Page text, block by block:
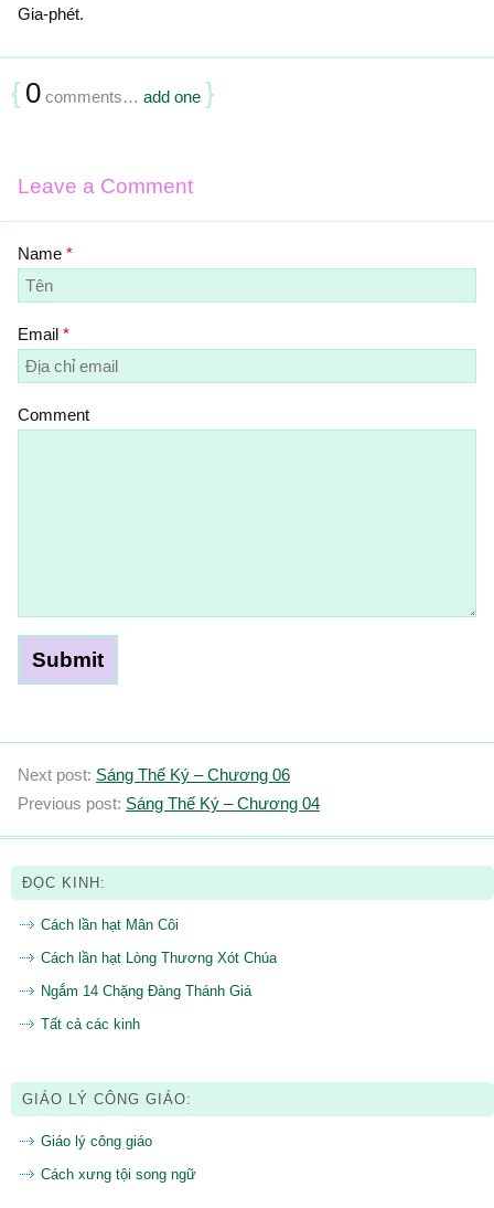
Gia-phét.
{ 0 comments… add one }
Leave a Comment
Name *
Email *
Comment
Next post: Sáng Thế Ký – Chương 06
Previous post: Sáng Thế Ký – Chương 04
ĐỌC KINH:
Cách lần hạt Mân Côi
Cách lần hạt Lòng Thương Xót Chúa
Ngắm 14 Chặng Đàng Thánh Giá
Tất cả các kinh
GIÁO LÝ CÔNG GIÁO:
Giáo lý công giáo
Cách xưng tội song ngữ